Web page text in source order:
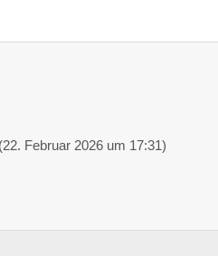
22. Februar 2026 um 17:31)